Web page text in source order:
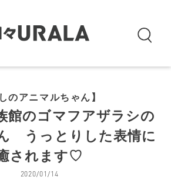
のアニマルちゃん】
館のゴマフアザラシの
うっとりした表情に
されます♡
2020/01/14